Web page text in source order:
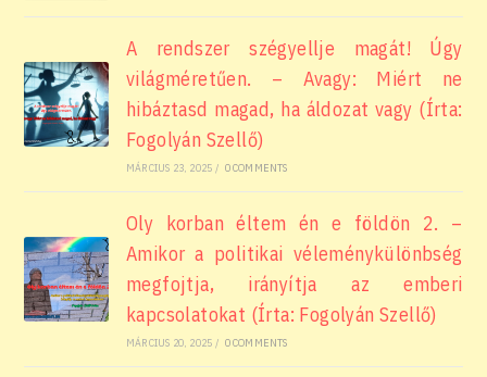
A rendszer szégyellje magát! Úgy
világméretűen. – Avagy: Miért ne
hibáztasd magad, ha áldozat vagy (Írta:
Fogolyán Szellő)
MÁRCIUS 23, 2025 / 0 COMMENTS
Oly korban éltem én e földön 2. –
Amikor a politikai véleménykülönbség
megfojtja, irányítja az emberi
kapcsolatokat (Írta: Fogolyán Szellő)
MÁRCIUS 20, 2025 / 0 COMMENTS